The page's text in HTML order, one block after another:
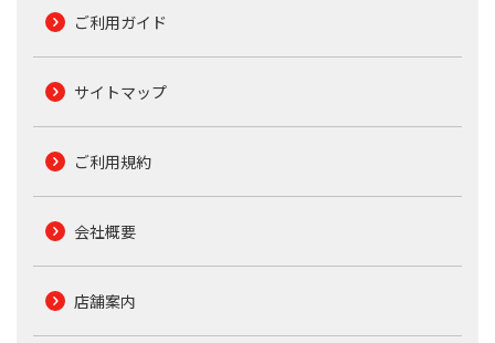
ご利用ガイド
サイトマップ
ご利用規約
会社概要
店舗案内